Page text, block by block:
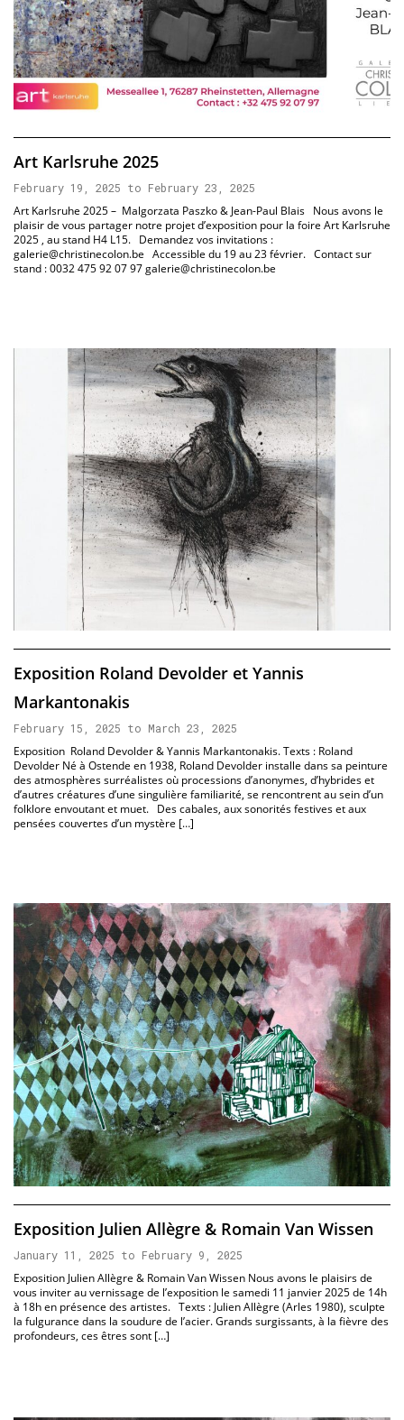
Art Karlsruhe 2025
February 19, 2025 to February 23, 2025
Art Karlsruhe 2025 – Malgorzata Paszko & Jean-Paul Blais Nous avons le
plaisir de vous partager notre projet d’exposition pour la foire Art Karlsruhe
2025 , au stand H4 L15. Demandez vos invitations :
galerie@christinecolon.be Accessible du 19 au 23 février. Contact sur
stand : 0032 475 92 07 97 galerie@christinecolon.be
Exposition Roland Devolder et Yannis
Markantonakis
February 15, 2025 to March 23, 2025
Exposition Roland Devolder & Yannis Markantonakis. Texts : Roland
Devolder Né à Ostende en 1938, Roland Devolder installe dans sa peinture
des atmosphères surréalistes où processions d’anonymes, d’hybrides et
d’autres créatures d’une singulière familiarité, se rencontrent au sein d’un
folklore envoutant et muet. Des cabales, aux sonorités festives et aux
pensées couvertes d’un mystère […]
Exposition Julien Allègre & Romain Van Wissen
January 11, 2025 to February 9, 2025
Exposition Julien Allègre & Romain Van Wissen Nous avons le plaisirs de
vous inviter au vernissage de l’exposition le samedi 11 janvier 2025 de 14h
à 18h en présence des artistes. Texts : Julien Allègre (Arles 1980), sculpte
la fulgurance dans la soudure de l’acier. Grands surgissants, à la fièvre des
profondeurs, ces êtres sont […]